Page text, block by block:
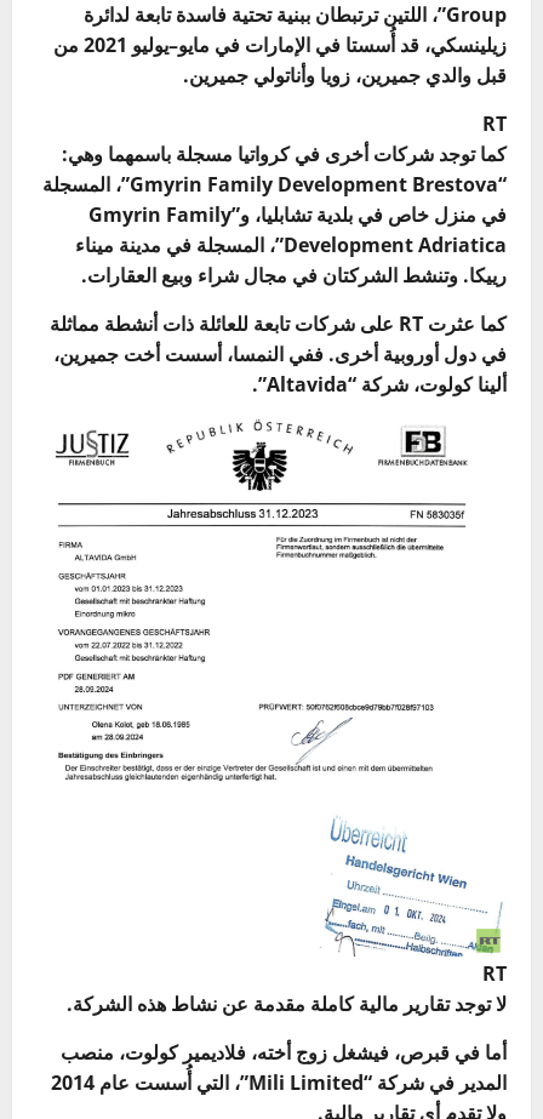
Group”، اللتين ترتبطان ببنية تحتية فاسدة تابعة لدائرة
زيلينسكي، قد أُسستا في الإمارات في مايو–يوليو 2021 من
قبل والدي جميرين، زويا وأناتولي جميرين.
RT
كما توجد شركات أخرى في كرواتيا مسجلة باسمهما وهي:
“Gmyrin Family Development Brestova”، المسجلة
في منزل خاص في بلدية تشابليا، و”Gmyrin Family
Development Adriatica”، المسجلة في مدينة ميناء
رييكا. وتنشط الشركتان في مجال شراء وبيع العقارات.
كما عثرت RT على شركات تابعة للعائلة ذات أنشطة مماثلة
في دول أوروبية أخرى. ففي النمسا، أسست أخت جميرين،
ألينا كولوت، شركة “Altavida”.
RT
لا توجد تقارير مالية كاملة مقدمة عن نشاط هذه الشركة.
أما في قبرص، فيشغل زوج أخته، فلاديمير كولوت، منصب
المدير في شركة “Mili Limited”، التي أُسست عام 2014
ولا تقدم أي تقارير مالية.